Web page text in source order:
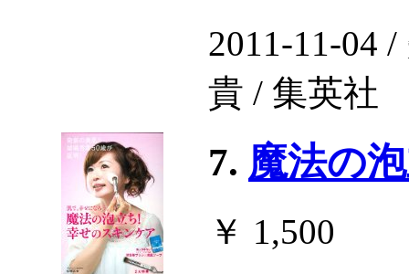
2011-11-04
貴 / 集英社
7. 魔法の
￥ 1,500